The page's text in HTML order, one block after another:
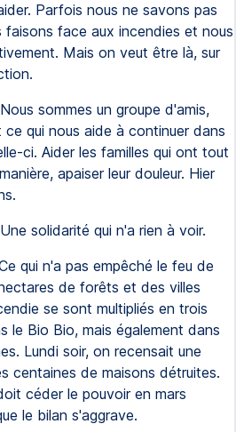
Parfois nous ne savons pas
face aux incendies et nous
Mais on veut être là, sur
Nous sommes un groupe d'amis,
ce qui nous aide à continuer dans
ci. Aider les familles qui ont tout
apaiser leur douleur. Hier
Une solidarité qui n'a rien à voir.
qui n'a pas empêché le feu de
de forêts et des villes
se sont multipliés en trois
le Bio Bio, mais également dans
Lundi soir, on recensait une
centaines de maisons détruites.
céder le pouvoir en mars
le bilan s'aggrave.